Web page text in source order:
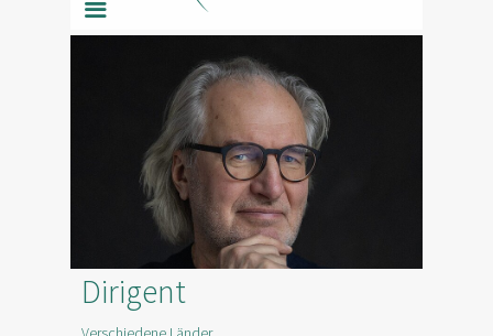
Tõnu Kaljuste
Dirigent